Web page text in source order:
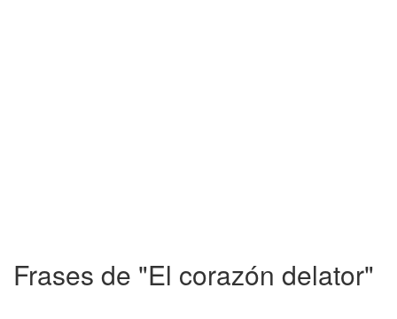
Frases de "El corazón delator"